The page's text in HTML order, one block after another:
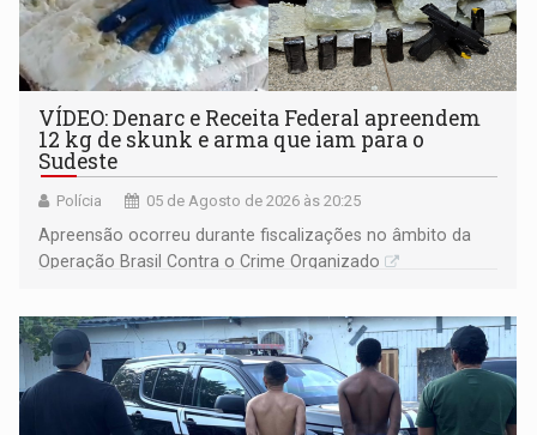
VÍDEO: Denarc e Receita Federal apreendem
12 kg de skunk e arma que iam para o
Sudeste
Polícia 05 de Agosto de 2026 às 20:25
Apreensão ocorreu durante fiscalizações no âmbito da
Operação Brasil Contra o Crime Organizado